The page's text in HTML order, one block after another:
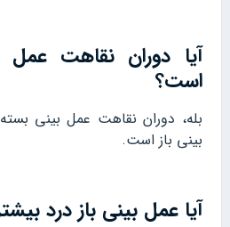
آیا دوران نقاهت عمل
است؟
بله، دوران نقاهت عمل بینی
بینی باز است.
آیا عمل بینی باز درد